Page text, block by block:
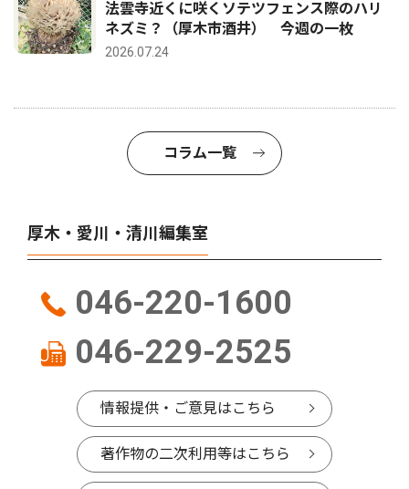
法雲寺近くに咲くソテツフェンス際のハリ
ネズミ？（厚木市酒井） 今週の一枚
2026.07.24
コラム一覧
厚木・愛川・清川編集室
046-220-1600
046-229-2525
情報提供・ご意見はこちら
著作物の二次利用等はこちら